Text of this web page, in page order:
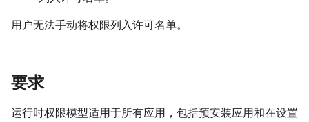
用户无法手动将权限列入许可名单。
要求
运行时权限模型适用于所有应用，包括预安装应用和在设置